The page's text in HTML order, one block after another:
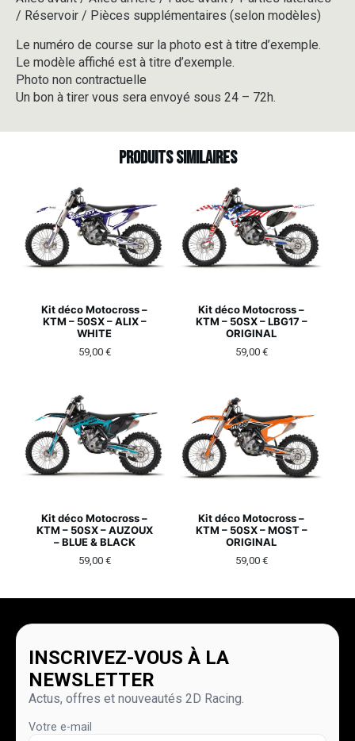
/ Réservoir / Pièces supplémentaires (selon modèles)
Le numéro de course sur la photo est à titre d’exemple.
Le modèle affiché est à titre d’exemple.
Photo non contractuelle
Un bon à tirer vous sera envoyé sous 24 – 72h.
Produits similaires
Kit déco Motocross –
KTM – 50SX – ALIX –
WHITE
59,00 €
Kit déco Motocross –
KTM – 50SX – LBG17 –
ORIGINAL
59,00 €
Kit déco Motocross –
KTM – 50SX – AUZOUX
– BLUE & BLACK
59,00 €
Kit déco Motocross –
KTM – 50SX – MOST –
ORIGINAL
59,00 €
INSCRIVEZ-VOUS À LA
NEWSLETTER
Actus, offres et nouveautés 2D Racing.
Votre e-mail